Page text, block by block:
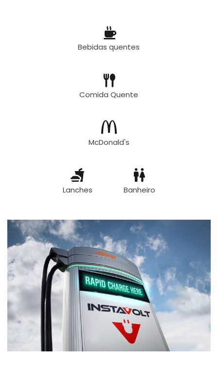
Bebidas quentes
Comida Quente
McDonald's
Lanches Banheiro